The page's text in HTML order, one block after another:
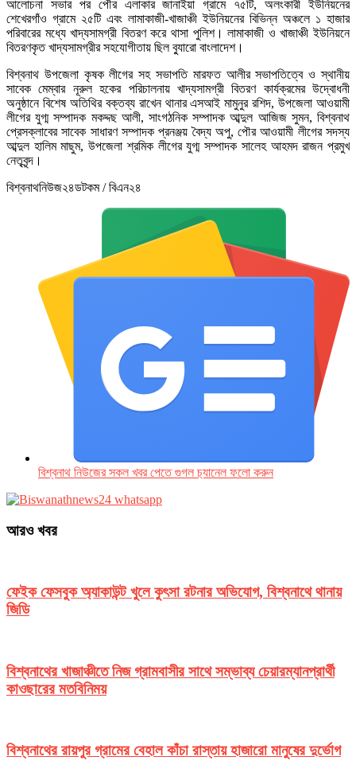
আলোচনা সভার পর পৌর এলাকার জানাইয়া গ্রামে ৭৫টি, অলংকারী ইউনিয়নের
শেখেরগাঁও গ্রামে ২৫টি এবং লামাকাজী-খাজাঞ্চী ইউনিয়নের বিভিন্ন অঞ্চলে ১ হাজার
পরিবারের মধ্যে খাদ্যসামগ্রী বিতরণ করে থাসা পুলিশ। লামাকাজী ও খাজাঞ্চী ইউনিয়নে
বিতরণকৃত খাদ্যসামগ্রীর সহযোগীতায় ছিল ব্যুারো বাংলাদেশ।
বিশ্বনাথ উপজেলা কৃষক লীগের সহ সভাপতি মারফত আলীর সভাপতিত্বে ও স্থানীয়
সাবেক মেম্বার নূরুল হকের পরিচালনায় খাদ্যসামগ্রী বিতরণ কার্যক্রমের উদ্বোধনী
অনুষ্ঠানে বিশেষ অতিথির বক্তব্য রাখেন থানার এসআই মামুনুর রশিদ, উপজেলা আওয়ামী
লীগের যুগ্ম সম্পাদক মকদ্দছ আলী, সাংগঠনিক সম্পাদক আব্দুল আজিজ সুমন, বিশ্বনাথ
প্রেসক্লাবের সাবেক সাধারণ সম্পাদক প্রনঞ্জয় বৈদ্য অপু, পৌর আওয়ামী লীগের সদস্য
আব্দুল হালিম মাছুম, উপজেলা শ্রমিক লীগের যুগ্ম সম্পাদক সালেহ আহমদ রাজন প্রমুখ
নেতৃবৃন্দ।
বিশ্বনাথনিউজ২৪ডটকম / বিএন২৪
বিশ্বনাথ নিউজের সকল খবর পেতে গুগল চ‌্যানেল ফলো করুন
আরও খবর
ফেইক ফেসবুক অ্যাকাউন্ট খুলে কুৎসা রটনার অভিযোগ, বিশ্বনাথে থানায়
জিডি
বিশ্বনাথের খাজাঞ্চীতে নিজ গ্রামবাসীর সাথে সম্ভাব্য চেয়ারম্যানপ্রার্থী
কাওছারের মতবিনিময়
বিশ্বনাথের রায়পুর গ্রামের বেহাল কাঁচা রাস্তায় হাজারো মানুষের দুর্ভোগ